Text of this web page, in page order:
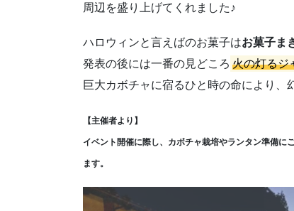
周辺を盛り上げてくれました♪
ハロウィンと言えばのお菓子はお菓子ま
発表の後には一番の見どころ 火の灯るジ
巨大カボチャに宿るひと時の命により、
【主催者より】
イベント開催に際し、カボチャ栽培やランタン準備に
ます。